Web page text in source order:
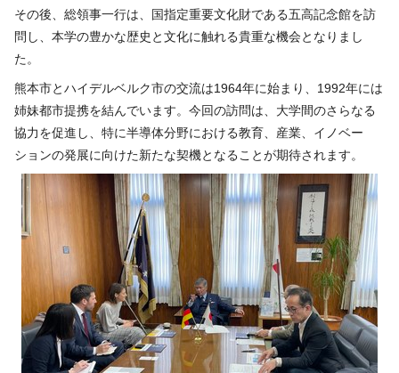
その後、総領事一行は、国指定重要文化財である五高記念館を訪
問し、本学の豊かな歴史と文化に触れる貴重な機会となりまし
た。
熊本市とハイデルベルク市の交流は1964年に始まり、 1992年には
姉妹都市提携を結んでいます。今回の訪問は、大学間のさらなる
協力を促進し、特に半導体分野における教育、産業、イノベー
ションの発展に向けた新たな契機となることが期待されます。